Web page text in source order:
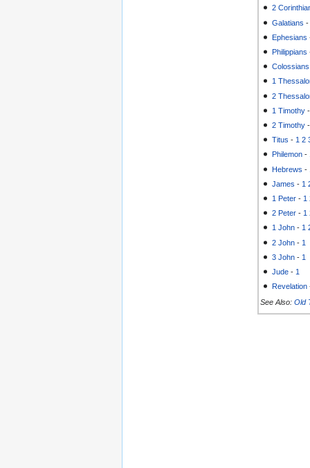
2
Galatians
Ephesians
Philippians
Colossians
1
2
1 Timothy
2 Timothy
Titus - 1 2
Philemon -
Hebrews -
James - 1
1 Peter - 1
2 Peter - 1
1 John - 1
2 John - 1
3 John - 1
Jude - 1
Revelation
See Also: Old